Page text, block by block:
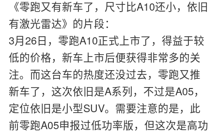
《零跑又有新车了，尺寸比A10还小，依旧
有激光雷达》的片段：
3月26日，零跑A10正式上市了，得益于较
低的价格，新车上市后便获得非常多的关
注。而这台车的热度还没过去，零跑又推
新车了，这次依旧是A系列，不过是A05，
定位依旧是小型SUV。需要注意的是，此
前零跑A05申报过低功率版，但这次是高功